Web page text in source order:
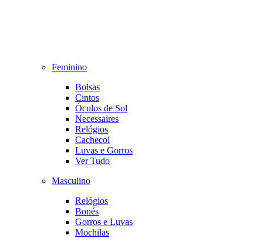
Feminino
Bolsas
Cintos
Óculos de Sol
Necessaires
Relógios
Cachecol
Luvas e Gorros
Ver Tudo
Masculino
Relógios
Bonés
Gorros e Luvas
Mochilas